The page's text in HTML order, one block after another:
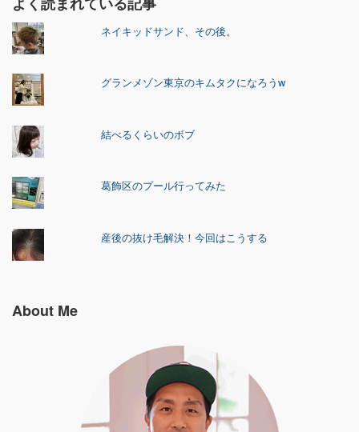
ネイキッドサンド、その後。
グランメゾン東京のキムタクになろうw
結べるくらいのボブ
葛飾区のプール行ってみた
産後の抜け毛解決！今回はこうする
About Me